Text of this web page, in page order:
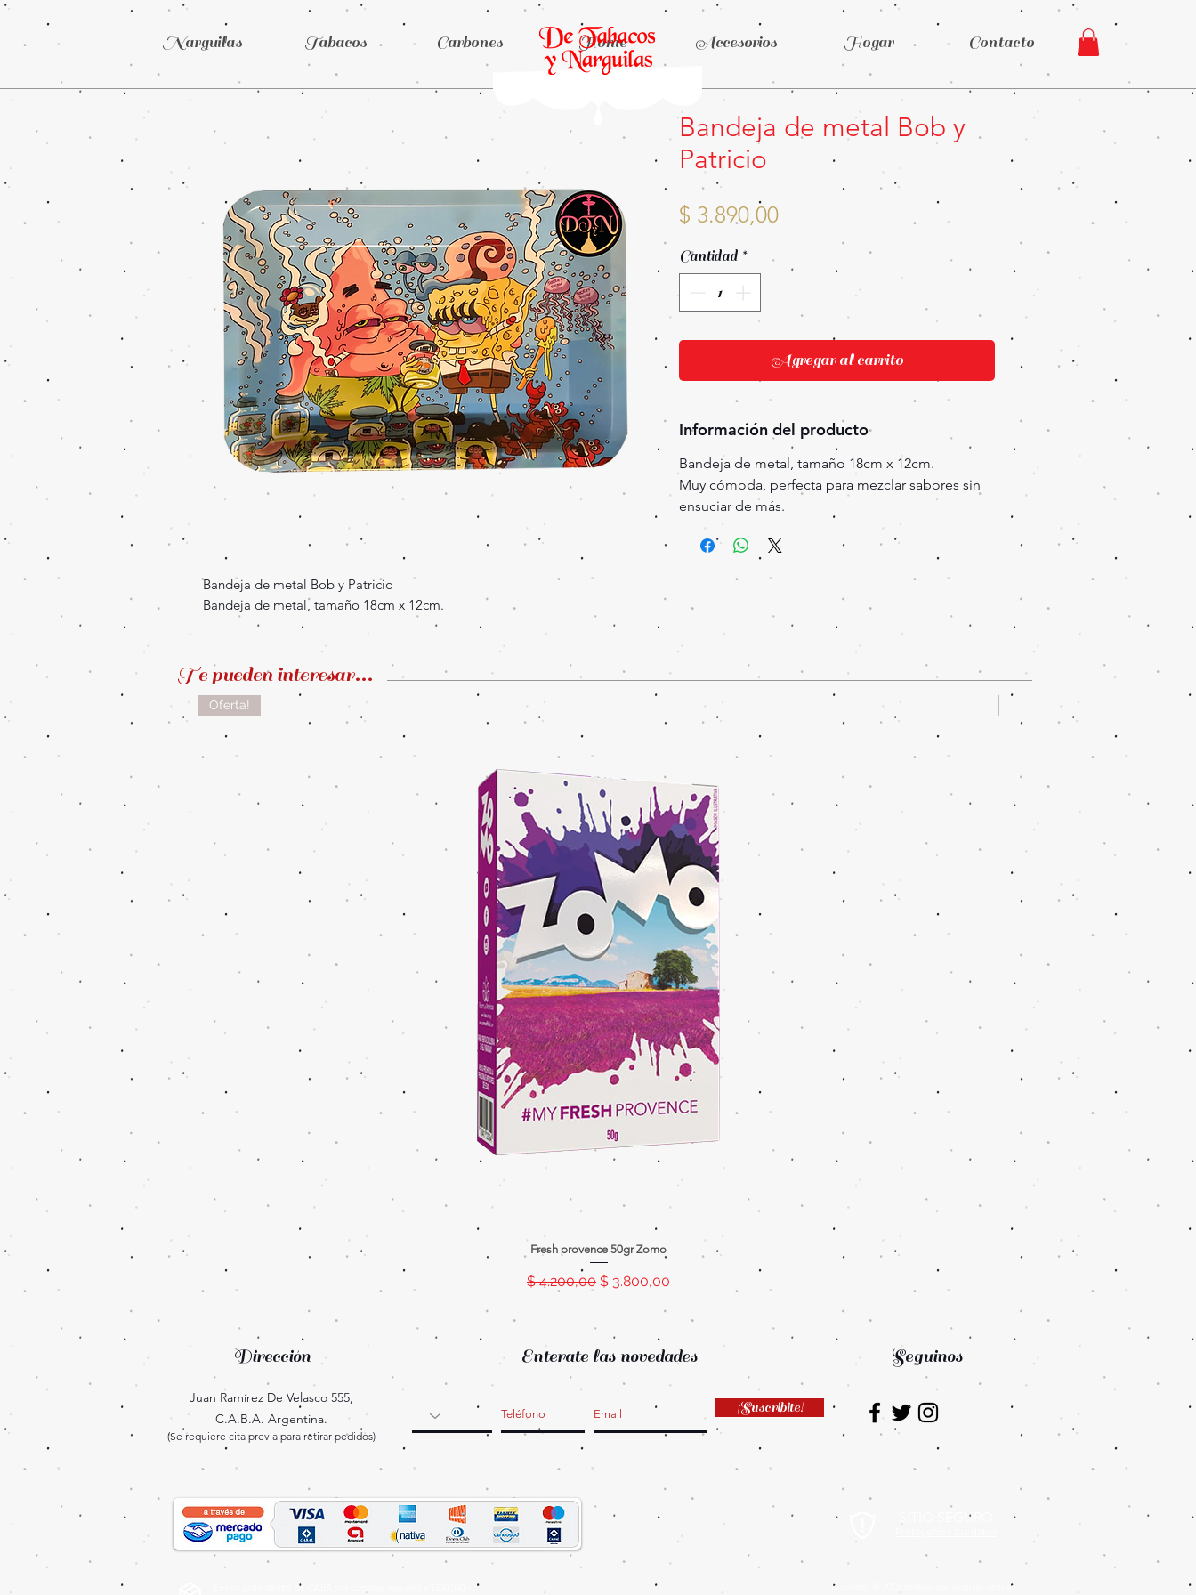
Narguilas Tabacos Carbones Home Accesorios Hogar Contacto
Bandeja de metal Bob y Patricio
Bandeja de metal, tamaño 18cm x 12cm.
Bandeja de metal Bob y
Patricio
$ 3.890,00Precio
Cantidad *
Agregar al carrito
Información del producto
Bandeja de metal, tamaño 18cm x 12cm.
Muy cómoda, perfecta para mezclar sabores sin
ensuciar de más.
Oferta!
Fresh provence 50gr Zomo
Precio
$ 4.200,00 Precio de oferta
$ 3.800,00
Te pueden interesar...
Dirección
Juan Ramírez De Velasco 555,
C.A.B.A. Argentina.
(Se requiere cita previa para retirar pedidos)
¡Suscribite!
Enterate las novedades Seguinos
SITIO SEGURO
Envíos gratis dentro de CABA por compras mayores a $300.000.-
Copyright © 2018 detabacosynarguilas.com.ar